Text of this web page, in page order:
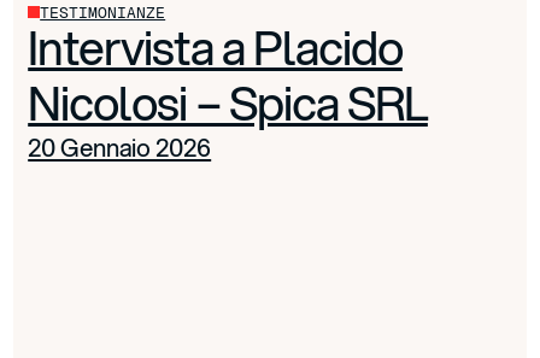
TESTIMONIANZE
Intervista a Placido
Nicolosi – Spica SRL
20 Gennaio 2026